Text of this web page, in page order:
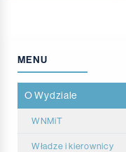
MENU
O Wydziale
WNMiT
Władze i kierownicy